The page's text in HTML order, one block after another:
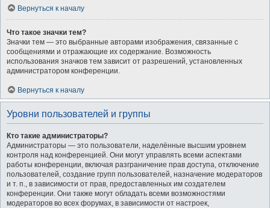
Вернуться к началу
Что такое значки тем?
Значки тем — это выбранные авторами изображения, связанные с
сообщениями и отражающие их содержание. Возможность
использования значков тем зависит от разрешений, установленных
администратором конференции.
Вернуться к началу
Уровни пользователей и группы
Кто такие администраторы?
Администраторы — это пользователи, наделённые высшим уровнем
контроля над конференцией. Они могут управлять всеми аспектами
работы конференции, включая разграничение прав доступа, отключение
пользователей, создание групп пользователей, назначение модераторов
и т. п., в зависимости от прав, предоставленных им создателем
конференции. Они также могут обладать всеми возможностями
модераторов во всех форумах, в зависимости от настроек,